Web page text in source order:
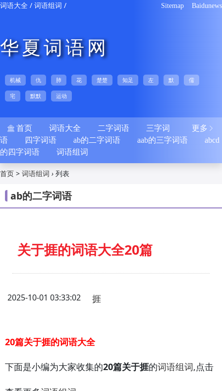
词语大全 / 词语组词 / Sitemap Baidunews
华夏词语网
机械 仇 肺 花 楚楚 知足 左 默 儒
宅 默默 运动
更多 
 首页 词语大全 二字词语
三字词
语
四字词语 ab的二字词语 aab的三字词语
abcd
的四字词语
词语组词
首页 > 词语组词 › 列表
ab的二字词语
关于捱的词语大全20篇
2025-10-01 03:33:02 捱
20篇关于捱的词语大全
下面是小编为大家收集的20篇关于捱的词语组词 ,点击